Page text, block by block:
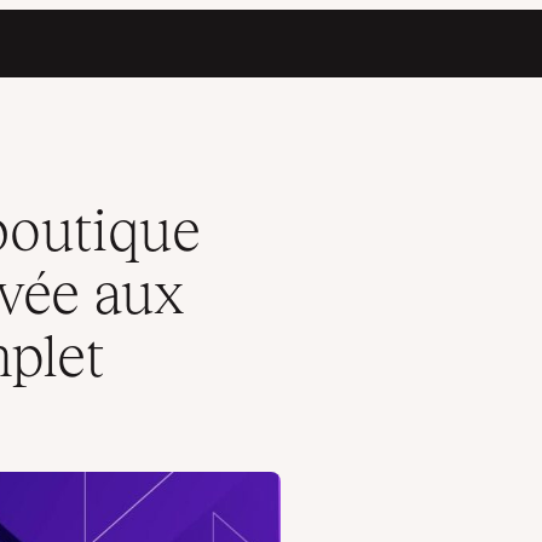
: Guide complet
aux